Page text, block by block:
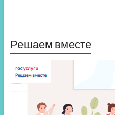
Решаем вместе